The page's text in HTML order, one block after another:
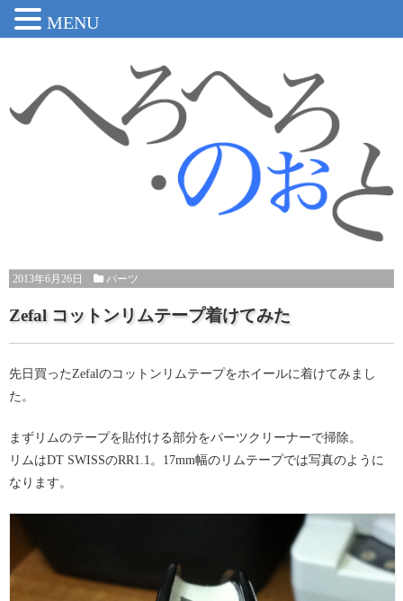
2013年6月26日 パーツ
Zefal コットンリムテープ着けてみた
先日買ったZefalのコットンリムテープをホイールに着けてみまし
た。
まずリムのテープを貼付ける部分をパーツクリーナーで掃除。
リムはDT SWISSのRR1.1。17mm幅のリムテープでは写真のように
なります。
MENU